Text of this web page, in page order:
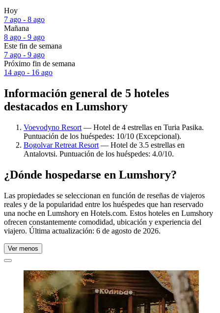
Hoy
7 ago - 8 ago
Mañana
8 ago - 9 ago
Este fin de semana
7 ago - 9 ago
Próximo fin de semana
14 ago - 16 ago
Información general de 5 hoteles
destacados en Lumshory
Voevodyno Resort — Hotel de 4 estrellas en Turia Pasika.
Puntuación de los huéspedes: 10/10 (Excepcional).
Bogolvar Retreat Resort — Hotel de 3.5 estrellas en
Antalovtsi. Puntuación de los huéspedes: 4.0/10.
¿Dónde hospedarse en Lumshory?
Las propiedades se seleccionan en función de reseñas de viajeros
reales y de la popularidad entre los huéspedes que han reservado
una noche en Lumshory en Hotels.com. Estos hoteles en Lumshory
ofrecen constantemente comodidad, ubicación y experiencia del
viajero. Última actualización: 6 de agosto de 2026.
Ver menos